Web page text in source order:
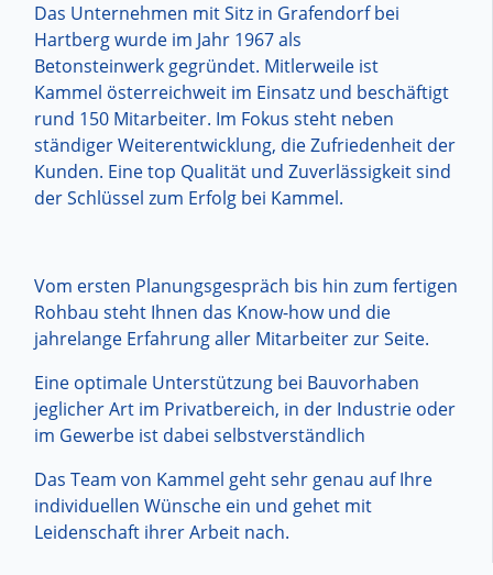
Das Unternehmen mit Sitz in Grafendorf bei
Hartberg wurde im Jahr 1967 als
Betonsteinwerk gegründet. Mitlerweile ist
Kammel österreichweit im Einsatz und beschäftigt
rund 150 Mitarbeiter. Im Fokus steht neben
ständiger Weiterentwicklung, die Zufriedenheit der
Kunden. Eine top Qualität und Zuverlässigkeit sind
der Schlüssel zum Erfolg bei Kammel.
Vom ersten Planungsgespräch bis hin zum fertigen
Rohbau steht Ihnen das Know-how und die
jahrelange Erfahrung aller Mitarbeiter zur Seite.
Eine optimale Unterstützung bei Bauvorhaben
jeglicher Art im Privatbereich, in der Industrie oder
im Gewerbe ist dabei selbstverständlich
Das Team von Kammel geht sehr genau auf Ihre
individuellen Wünsche ein und gehet mit
Leidenschaft ihrer Arbeit nach.